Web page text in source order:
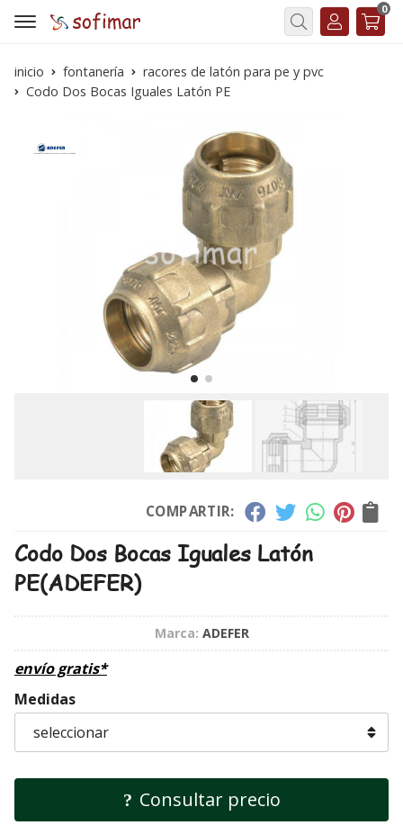
Buscar
0
inicio fontanería
racores de latón para pe y pvc
Codo Dos Bocas Iguales Latón PE
COMPARTIR:
Codo Dos Bocas Iguales Latón
PE(ADEFER)
Marca: ADEFER
envío gratis*
Medidas
Consultar precio